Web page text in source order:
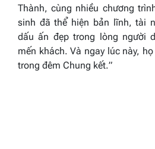
Thành, cùng nhiều chương
sinh đã thể hiện bản lĩnh, tài
dấu ấn đẹp trong lòng người
mến khách. Và ngay lúc này,
trong đêm Chung kết.”